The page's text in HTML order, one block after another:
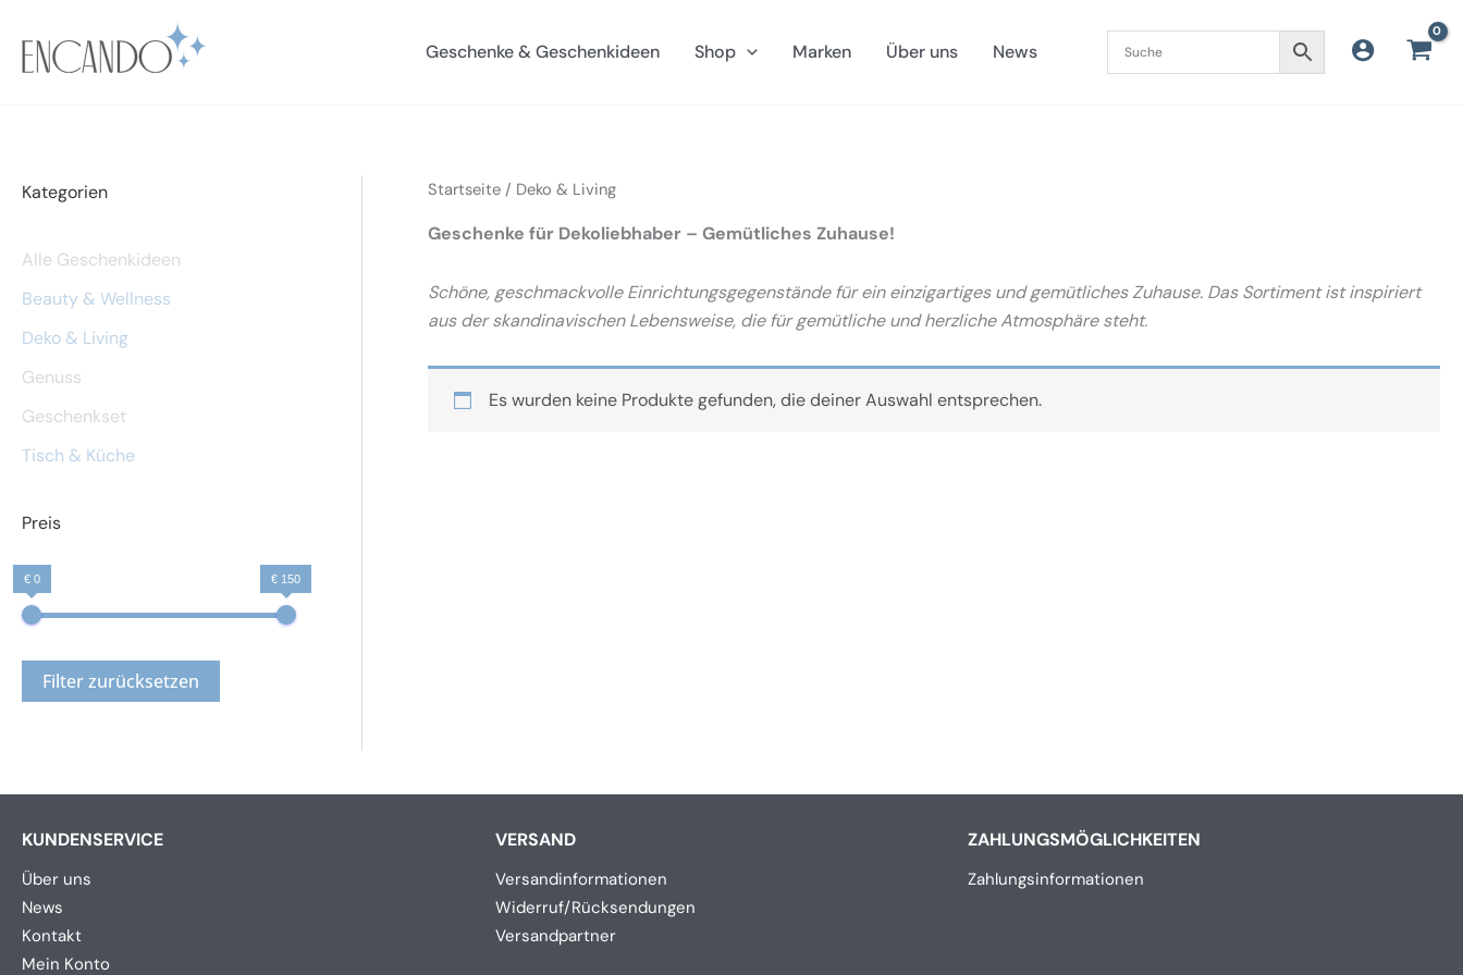
Inhalt
springen
Geschenke & Geschenkideen Shop Marken Über uns News
Kategorien
Alle Geschenkideen
Beauty & Wellness
Deko & Living
Genuss
Geschenkset
Tisch & Küche
Preis
€ 0 € 150
Filter zurücksetzen
Startseite/ Deko & Living
Geschenke für Dekoliebhaber – Gemütliches Zuhause!
Schöne, geschmackvolle Einrichtungsgegenstände für ein einzigartiges und gemütliches Zuhause. Das Sortiment ist inspiriert
aus der skandinavischen Lebensweise, die für gemütliche und herzliche Atmosphäre steht.
Es wurden keine Produkte gefunden, die deiner Auswahl entsprechen.
KUNDENSERVICE
Über uns
News
Kontakt
Mein Konto
VERSAND
Versandinformationen
Widerruf/Rücksendungen
Versandpartner
ZAHLUNGSMÖGLICHKEITEN
Zahlungsinformationen